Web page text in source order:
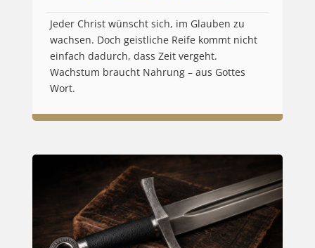
Jeder Christ wünscht sich, im Glauben zu
wachsen. Doch geistliche Reife kommt nicht
einfach dadurch, dass Zeit vergeht.
Wachstum braucht Nahrung – aus Gottes
Wort.